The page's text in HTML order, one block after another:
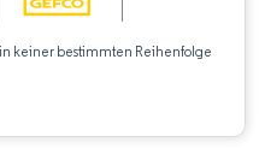
keiner bestimmten Reihenfolge